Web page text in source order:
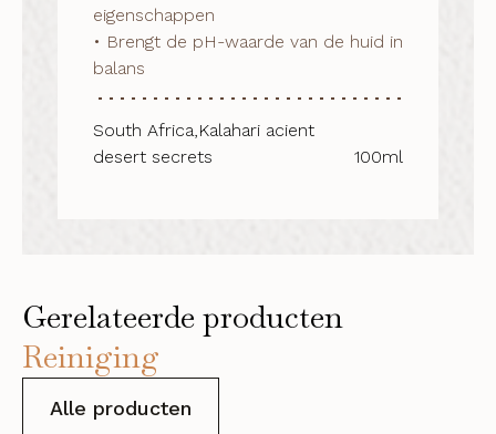
Gerelateerde producten
Reiniging
Alle producten
eigenschappen
• Brengt de pH-waarde van de huid in
balans
South Africa,Kalahari acient
desert secrets
100ml